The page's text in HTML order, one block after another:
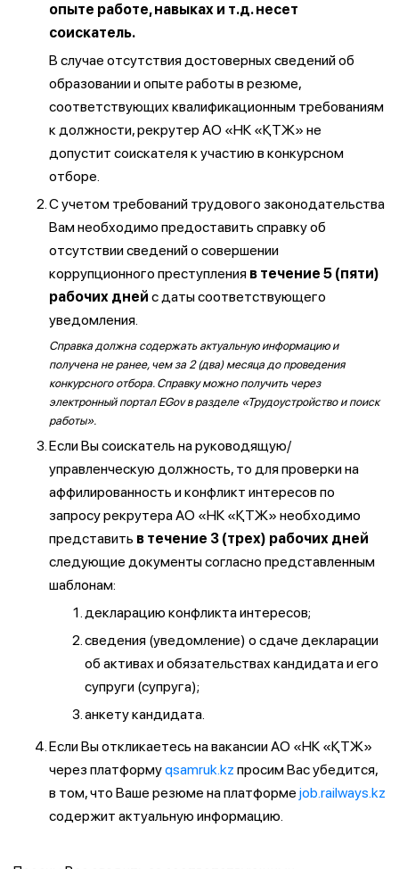
опыте работе, навыках и т.д. несет
соискатель.
В случае отсутствия достоверных сведений об
образовании и опыте работы в резюме,
соответствующих квалификационным требованиям
к должности, рекрутер АО «НК «ҚТЖ» не
допустит соискателя к участию в конкурсном
отборе.
С учетом требований трудового законодательства
Вам необходимо предоставить справку об
отсутствии сведений о совершении
коррупционного преступления в течение 5 (пяти)
рабочих дней с даты соответствующего
уведомления.
Справка должна содержать актуальную информацию и
получена не ранее, чем за 2 (два) месяца до проведения
конкурсного отбора. Справку можно получить через
электронный портал EGov в разделе «Трудоустройство и поиск
работы».
Если Вы соискатель на руководящую/
управленческую должность, то для проверки на
аффилированность и конфликт интересов по
запросу рекрутера АО «НК «ҚТЖ» необходимо
представить в течение 3 (трех) рабочих дней
следующие документы согласно представленным
шаблонам:
декларацию конфликта интересов;
сведения (уведомление) о сдаче декларации
об активах и обязательствах кандидата и его
супруги (супруга);
анкету кандидата.
Если Вы откликаетесь на вакансии АО «НК «ҚТЖ»
через платформуqsamruk.kz просим Вас убедится,
в том, что Ваше резюме на платформе job.railways.kz
содержит актуальную информацию.